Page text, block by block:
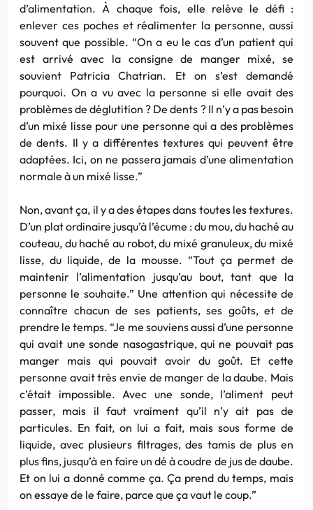
d’alimentation. À chaque fois, elle relève le défi :
enlever ces poches et réalimenter la personne, aussi
souvent que possible. “On a eu le cas d’un patient qui
est arrivé avec la consigne de manger mixé, se
souvient Patricia Chatrian. Et on s’est demandé
pourquoi. On a vu avec la personne si elle avait des
problèmes de déglutition ? De dents ? Il n’y a pas besoin
d’un mixé lisse pour une personne qui a des problèmes
de dents. Il y a différentes textures qui peuvent être
adaptées. Ici, on ne passera jamais d’une alimentation
normale à un mixé lisse.”
Non, avant ça, il y a des étapes dans toutes les textures.
D’un plat ordinaire jusqu’à l’écume : du mou, du haché au
couteau, du haché au robot, du mixé granuleux, du mixé
lisse, du liquide, de la mousse. “Tout ça permet de
maintenir l’alimentation jusqu’au bout, tant que la
personne le souhaite.” Une attention qui nécessite de
connaître chacun de ses patients, ses goûts, et de
prendre le temps. “Je me souviens aussi d’une personne
qui avait une sonde nasogastrique, qui ne pouvait pas
manger mais qui pouvait avoir du goût. Et cette
personne avait très envie de manger de la daube. Mais
c’était impossible. Avec une sonde, l’aliment peut
passer, mais il faut vraiment qu’il n’y ait pas de
particules. En fait, on lui a fait, mais sous forme de
liquide, avec plusieurs filtrages, des tamis de plus en
plus fins, jusqu’à en faire un dé à coudre de jus de daube.
Et on lui a donné comme ça. Ça prend du temps, mais
on essaye de le faire, parce que ça vaut le coup.”